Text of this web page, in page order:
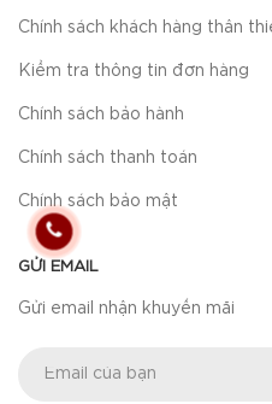
Chính sách khách hàng thân
Kiểm tra thông tin đơn hàng
Chính sách bảo hành
Chính sách thanh toán
Chính sách bảo mật
GỬI EMAIL
Gửi email nhận khuyến mãi